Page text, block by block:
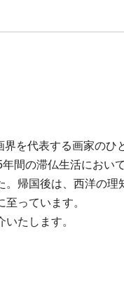
を代表する画家の
間の滞仏生活におい
帰国後は、西洋の
っています。
たします。